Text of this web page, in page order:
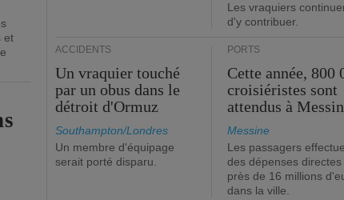
et
Les vraquiers
d'y contribuer.
ACCIDENTS
Un vraquier touché
par un obus dans le
détroit d'Ormuz
Southampton/Londres
Un membre d'équipage
serait porté disparu.
PORTS
Cette année, 800
croisiéristes sont
attendus à
Messine
Les passagers
des dépenses directes
près de 16 millions
dans la ville.